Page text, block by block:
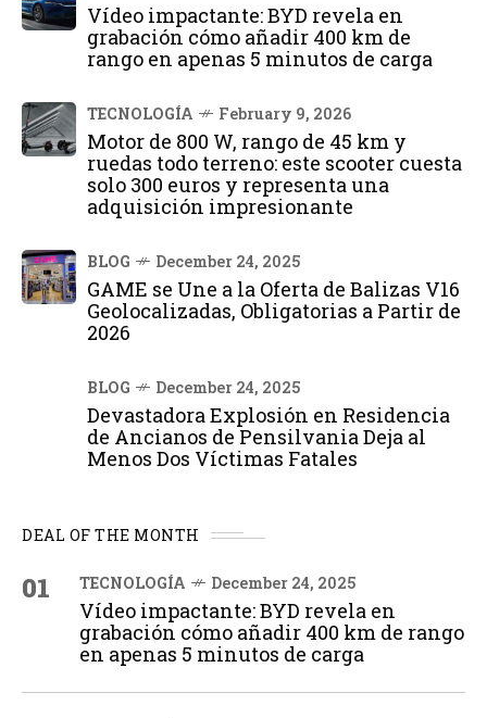
Vídeo impactante: BYD revela en
grabación cómo añadir 400 km de
rango en apenas 5 minutos de carga
TECNOLOGÍA February 9, 2026
Motor de 800 W, rango de 45 km y
ruedas todo terreno: este scooter cuesta
solo 300 euros y representa una
adquisición impresionante
BLOG December 24, 2025
GAME se Une a la Oferta de Balizas V16
Geolocalizadas, Obligatorias a Partir de
2026
BLOG December 24, 2025
Devastadora Explosión en Residencia
de Ancianos de Pensilvania Deja al
Menos Dos Víctimas Fatales
DEAL OF THE MONTH
01 TECNOLOGÍA December 24, 2025
Vídeo impactante: BYD revela en
grabación cómo añadir 400 km de rango
en apenas 5 minutos de carga